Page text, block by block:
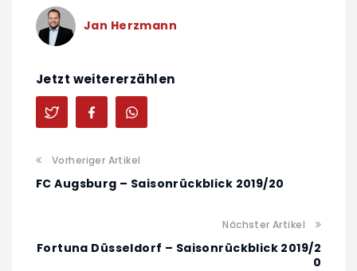
Jan Herzmann
Jetzt weitererzählen
Vorheriger Artikel
FC Augsburg – Saisonrückblick 2019/20
Nächster Artikel
Fortuna Düsseldorf – Saisonrückblick 2019/2
0